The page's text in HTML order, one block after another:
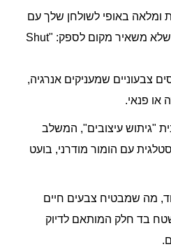
ומלאה באופי לשולחן שלך עם
איור הרטרו הצבעוני והכיתוב שלא משאיר מקום לספק: "Shut
צבעוניים שמעניקים אנרגיה,
או פנאי.
"גיתוש עיצובים", המשלב
עם הומור מודרני, בועט
מה שמבטיח צבעים חיים
בד חלק המותאם לדיוק